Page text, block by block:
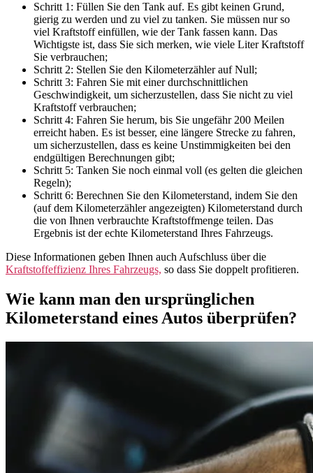
Schritt 1: Füllen Sie den Tank auf. Es gibt keinen Grund,
gierig zu werden und zu viel zu tanken. Sie müssen nur so
viel Kraftstoff einfüllen, wie der Tank fassen kann. Das
Wichtigste ist, dass Sie sich merken, wie viele Liter Kraftstoff
Sie verbrauchen;
Schritt 2: Stellen Sie den Kilometerzähler auf Null;
Schritt 3: Fahren Sie mit einer durchschnittlichen
Geschwindigkeit, um sicherzustellen, dass Sie nicht zu viel
Kraftstoff verbrauchen;
Schritt 4: Fahren Sie herum, bis Sie ungefähr 200 Meilen
erreicht haben. Es ist besser, eine längere Strecke zu fahren,
um sicherzustellen, dass es keine Unstimmigkeiten bei den
endgültigen Berechnungen gibt;
Schritt 5: Tanken Sie noch einmal voll (es gelten die gleichen
Regeln);
Schritt 6: Berechnen Sie den Kilometerstand, indem Sie den
(auf dem Kilometerzähler angezeigten) Kilometerstand durch
die von Ihnen verbrauchte Kraftstoffmenge teilen. Das
Ergebnis ist der echte Kilometerstand Ihres Fahrzeugs.
Diese Informationen geben Ihnen auch Aufschluss über die
Kraftstoffeffizienz Ihres Fahrzeugs, so dass Sie doppelt profitieren.
Wie kann man den ursprünglichen
Kilometerstand eines Autos überprüfen?